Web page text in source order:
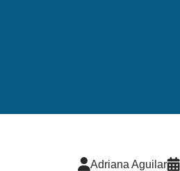
Adriana Aguilar